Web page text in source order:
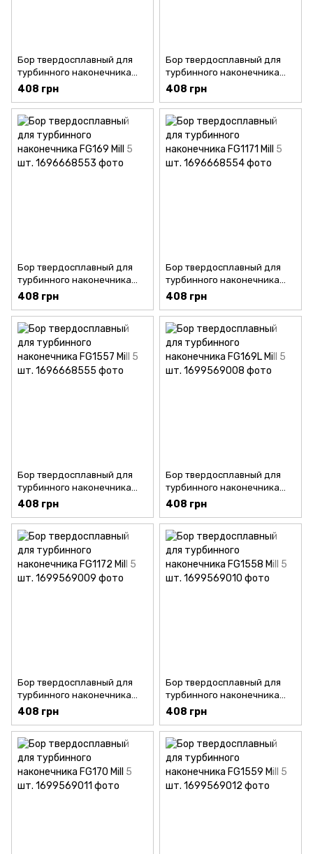
Бор твердосплавный для
турбинного наконечника
FG1170 Mill 5 шт.
408 грн
Бор твердосплавный для
турбинного наконечника
FG1556 Mill 5 шт.
408 грн
Бор твердосплавный для
турбинного наконечника
FG169 Mill 5 шт.
408 грн
Бор твердосплавный для
турбинного наконечника
FG1171 Mill 5 шт.
408 грн
Бор твердосплавный для
турбинного наконечника
FG1557 Mill 5 шт.
408 грн
Бор твердосплавный для
турбинного наконечника
FG169L Mill 5 шт.
408 грн
Бор твердосплавный для
турбинного наконечника
FG1172 Mill 5 шт.
408 грн
Бор твердосплавный для
турбинного наконечника
FG1558 Mill 5 шт.
408 грн